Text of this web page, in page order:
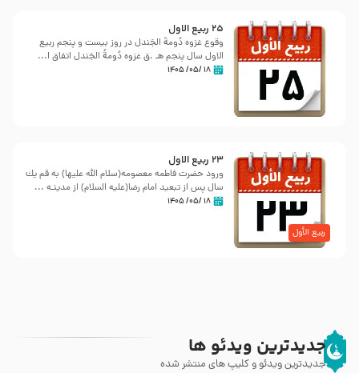
25 ربيع الاول
وقوع غزوه دُومةُ الجَندل در روز بیست و پنجم ربیع
الاول سال پنجم هـ .ق غزوه دُومةُ الجَندل اتفاق ا...
۱۸ /۰۵/ ۱۴۰۵
ربیع الأول
23 ربيع الاول
ورود حضرت فاطمه معصومه(سلام الله علیها) به قم یك
سال پس از تبعید امام رضا(علیه السلام) از مدینـه ...
۱۸ /۰۵/ ۱۴۰۵
جدیدترین ویدئو ها
جدیدترین ویدئو و کلیپ های منتشر شده